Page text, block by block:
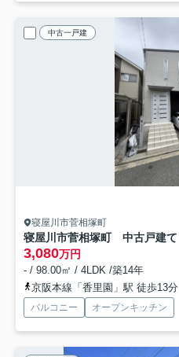
中古一戸建
寝屋川市菅相塚町
寝屋川市菅相塚町 中古戸建て
3,080万円
- / 98.00㎡ / 4LDK /築14年
京阪本線「香里園」駅 徒歩13分
バルコニー オープンキッチン